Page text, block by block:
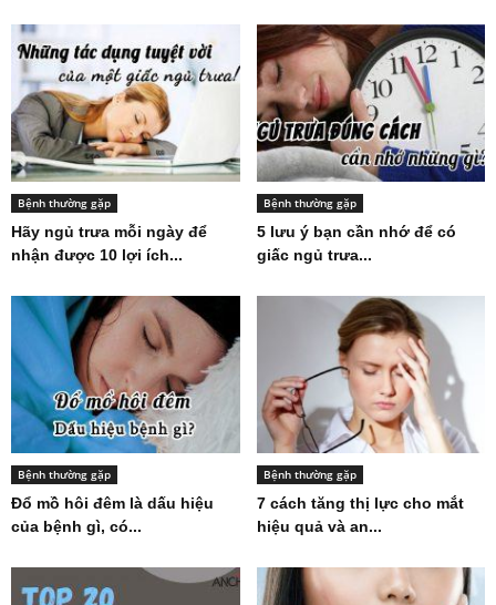
Bệnh thường gặp
Hãy ngủ trưa mỗi ngày để
nhận được 10 lợi ích...
Bệnh thường gặp
5 lưu ý bạn cần nhớ để có
giấc ngủ trưa...
Bệnh thường gặp
Đổ mồ hôi đêm là dấu hiệu
của bệnh gì, có...
Bệnh thường gặp
7 cách tăng thị lực cho mắt
hiệu quả và an...